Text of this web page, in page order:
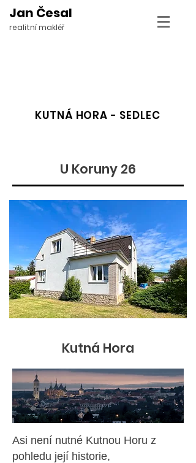
Jan Česal
realitní makléř
KUTNÁ HORA - SEDLEC
U Koruny 26
Kutná Hora
Asi není nutné Kutnou Horu z
pohledu její historie,